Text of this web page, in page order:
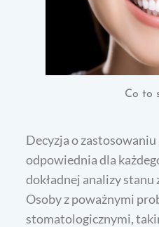
Co to
Decyzja o
odpowiednia dla
dokładnej analizy
Osoby z poważnymi
stomatologicznymi,